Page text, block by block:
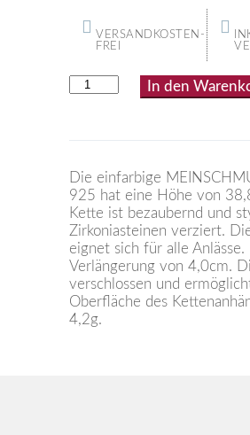
VERSANDKOSTEN-
FREI
In den
Die einfarbige
925 hat eine Höhe von
Kette ist bezaubernd und
Zirkoniasteinen verziert.
eignet sich für alle
Verlängerung von 4,0cm.
verschlossen und
Oberfläche des
4,2g.